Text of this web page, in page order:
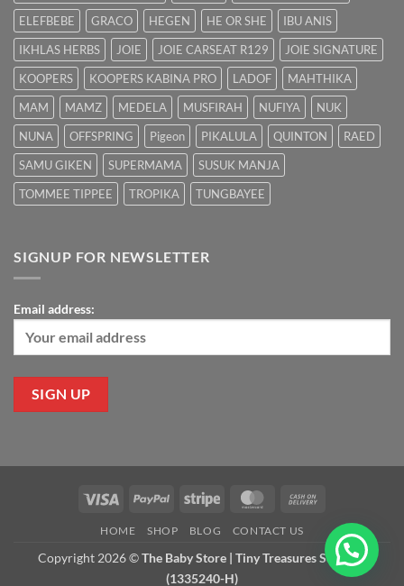
ELEFBEBE
GRACO HEGEN HE OR SHE
IBU ANIS
IKHLAS HERBS
JOIE JOIE CARSEAT R129
JOIE SIGNATURE
KOOPERS
KOOPERS KABINA PRO LADOF
MAHTHIKA
MAM
MAMZ MEDELA MUSFIRAH NUFIYA
NUK
NUNA
OFFSPRING Pigeon PIKALULA QUINTON
RAED
SAMU GIKEN
SUPERMAMA
SUSUK MANJA
TOMMEE TIPPEE
TROPIKA TUNGBAYEE
SIGNUP FOR NEWSLETTER
Email address:
Visa PayPal Stripe MasterCard
Delivery
HOME SHOP BLOG CONTACT US
Copyright 2026 ©The Baby Store | Tiny Treasures Sdn Bhd
(1335240-H)